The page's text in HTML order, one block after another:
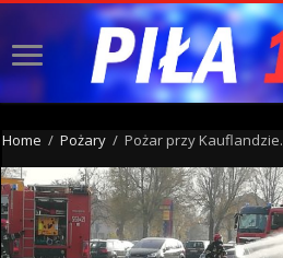
Home / Pożary / Pożar przy Kauflandzie.